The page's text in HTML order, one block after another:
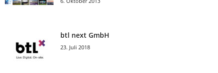
btl next GmbH
23. Juli 2018